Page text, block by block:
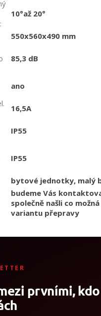
:
10°až 20°
550x560x490 mm
85,3 dB
ano
16,5A
IP55
IP55
bytové jednotky, malý
budeme Vás
společně našli co
variantu přepravy
prvními,